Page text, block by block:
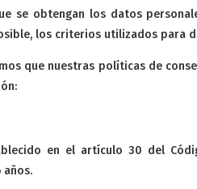
se obtengan los datos
los criterios utilizados para
que nuestras políticas de
en el artículo 30 del
años.